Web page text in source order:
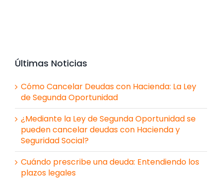
Últimas Noticias
Cómo Cancelar Deudas con Hacienda: La Ley
de Segunda Oportunidad
¿Mediante la Ley de Segunda Oportunidad se
pueden cancelar deudas con Hacienda y
Seguridad Social?
Cuándo prescribe una deuda: Entendiendo los
plazos legales